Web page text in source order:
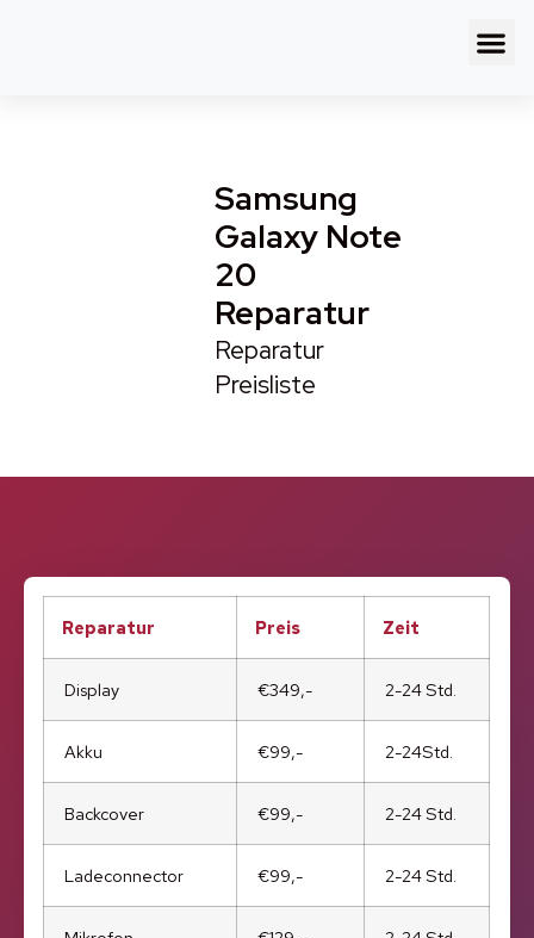
Samsung
Galaxy Note
20
Reparatur
Reparatur
Preisliste
Reparatur Preis Zeit
Display €349,- 2-24 Std.
Akku €99,- 2-24Std.
Backcover €99,- 2-24 Std.
Ladeconnector €99,- 2-24 Std.